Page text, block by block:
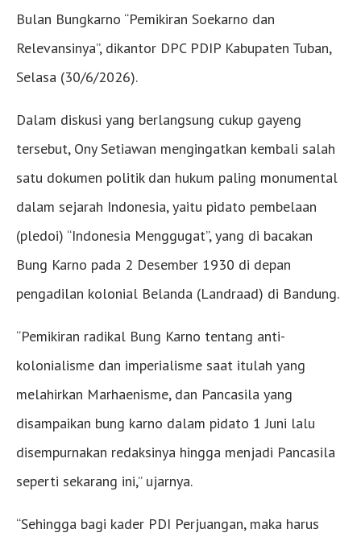
Bulan Bungkarno “Pemikiran Soekarno dan
Relevansinya”, dikantor DPC PDIP Kabupaten Tuban,
Selasa (30/6/2026).
Dalam diskusi yang berlangsung cukup gayeng
tersebut, Ony Setiawan mengingatkan kembali salah
satu dokumen politik dan hukum paling monumental
dalam sejarah Indonesia, yaitu pidato pembelaan
(pledoi) “Indonesia Menggugat”, yang di bacakan
Bung Karno pada 2 Desember 1930 di depan
pengadilan kolonial Belanda (Landraad) di Bandung.
“Pemikiran radikal Bung Karno tentang anti-
kolonialisme dan imperialisme saat itulah yang
melahirkan Marhaenisme, dan Pancasila yang
disampaikan bung karno dalam pidato 1 Juni lalu
disempurnakan redaksinya hingga menjadi Pancasila
seperti sekarang ini,” ujarnya.
“Sehingga bagi kader PDI Perjuangan, maka harus